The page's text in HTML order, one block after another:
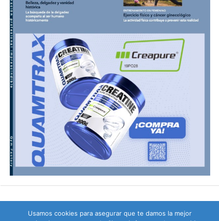
Usamos cookies para asegurar que te damos la mejor